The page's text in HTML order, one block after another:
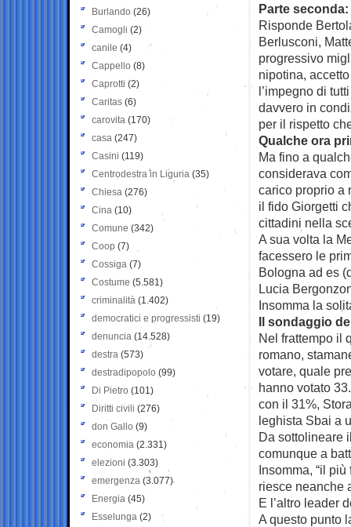
Parte
Risponde
Berlusconi,
progressivo
nipotina,
l’impegno di
davvero in
per il rispetto
Qualche ora
Ma fino a
considerava
carico proprio a
il fido Giorgetti
cittadini nella
A sua volta la
facessero le
Bologna ad es
Lucia
Insomma la
Il sondaggio
Nel frattempo il
romano,
votare, quale
hanno votato
con il 31%,
leghista Sbai a
Da sottolineare
comunque a
Insomma, “il
riesce neanche
E l’altro leader
A questo punto
Burlando (26)
Camogli (2)
canile (4)
Cappello (8)
Caprotti (2)
Caritas (6)
carovita (170)
casa (247)
Casini (119)
Centrodestra in Liguria (35)
Chiesa (276)
Cina (10)
Comune (342)
Coop (7)
Cossiga (7)
Costume (5.581)
criminalità (1.402)
democratici e progressisti (19)
denuncia (14.528)
destra (573)
destradipopolo (99)
Di Pietro (101)
Diritti civili (276)
don Gallo (9)
economia (2.331)
elezioni (3.303)
emergenza (3.077)
Energia (45)
Esselunga (2)